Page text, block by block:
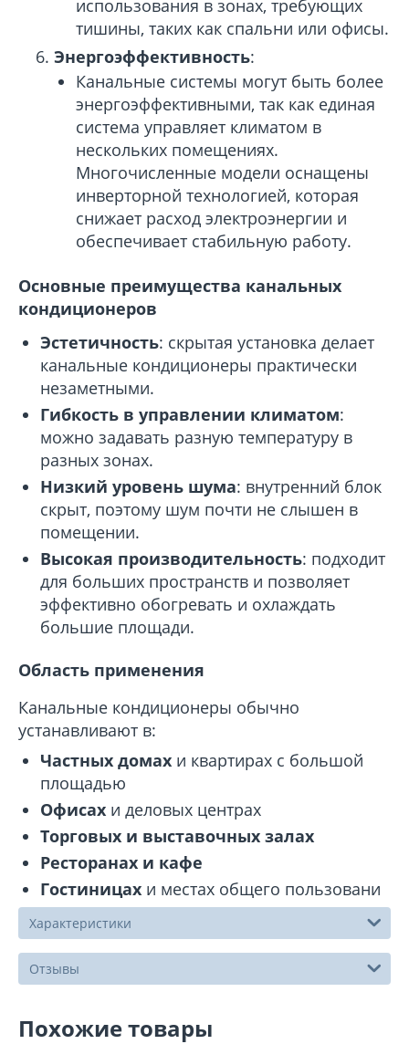
использования в зонах, требующих
тишины, таких как спальни или офисы.
Энергоэффективность:
Канальные системы могут быть более
энергоэффективными, так как единая
система управляет климатом в
нескольких помещениях.
Многочисленные модели оснащены
инверторной технологией, которая
снижает расход электроэнергии и
обеспечивает стабильную работу.
Основные преимущества канальных
кондиционеров
Эстетичность: скрытая установка делает
канальные кондиционеры практически
незаметными.
Гибкость в управлении климатом:
можно задавать разную температуру в
разных зонах.
Низкий уровень шума: внутренний блок
скрыт, поэтому шум почти не слышен в
помещении.
Высокая производительность: подходит
для больших пространств и позволяет
эффективно обогревать и охлаждать
большие площади.
Область применения
Канальные кондиционеры обычно
устанавливают в:
Частных домах и квартирах с большой
площадью
Офисах и деловых центрах
Торговых и выставочных залах
Ресторанах и кафе
Гостиницах и местах общего пользовани
Характеристики
Отзывы
Похожие товары